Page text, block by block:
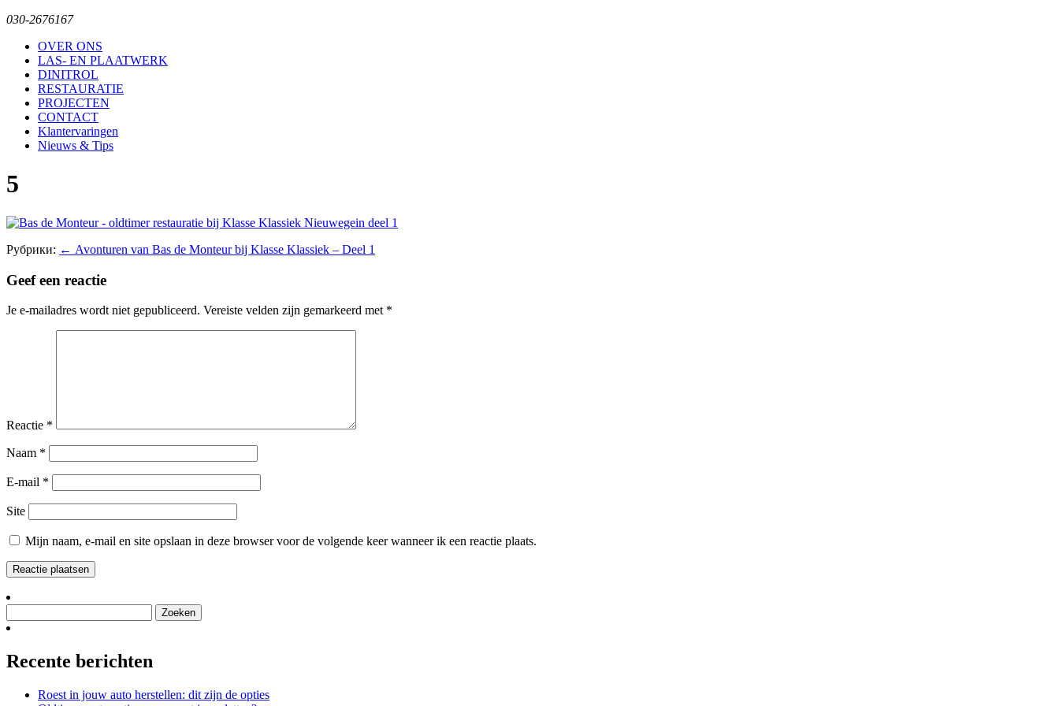
030-2676167
OVER ONS
LAS- EN PLAATWERK
DINITROL
RESTAURATIE
PROJECTEN
CONTACT
Klantervaringen
Nieuws & Tips
5
Рубрики: ← Avonturen van Bas de Monteur bij Klasse Klassiek – Deel 1
Geef een reactie
Je e-mailadres wordt niet gepubliceerd. Vereiste velden zijn gemarkeerd met *
Reactie *
Naam *
E-mail *
Site
Mijn naam, e-mail en site opslaan in deze browser voor de volgende keer wanneer ik een reactie plaats.
naar:
Recente berichten
Roest in jouw auto herstellen: dit zijn de opties